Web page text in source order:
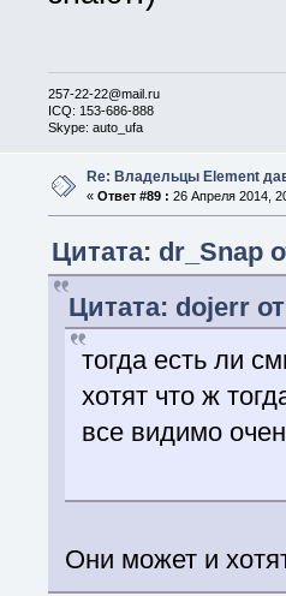
257-22-22@mail.ru
ICQ: 153-686-888
Skype: auto_ufa
Re: Владельцы Element
«Ответ #89 : 26 Апреля 2014,
Цитата: dr_Snap
Цитата: dojerr
тогда есть ли
хотят что ж
все видимо
Они может и